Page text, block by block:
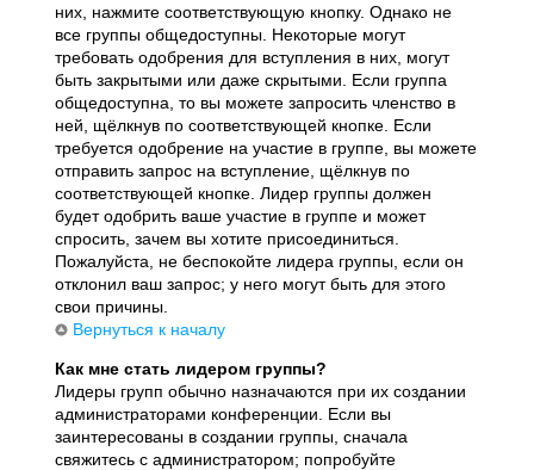
них, нажмите соответствующую кнопку. Однако не
все группы общедоступны. Некоторые могут
требовать одобрения для вступления в них, могут
быть закрытыми или даже скрытыми. Если группа
общедоступна, то вы можете запросить членство в
ней, щёлкнув по соответствующей кнопке. Если
требуется одобрение на участие в группе, вы можете
отправить запрос на вступление, щёлкнув по
соответствующей кнопке. Лидер группы должен
будет одобрить ваше участие в группе и может
спросить, зачем вы хотите присоединиться.
Пожалуйста, не беспокойте лидера группы, если он
отклонил ваш запрос; у него могут быть для этого
свои причины.
Вернуться к началу
Как мне стать лидером группы?
Лидеры групп обычно назначаются при их создании
администраторами конференции. Если вы
заинтересованы в создании группы, сначала
свяжитесь с администратором; попробуйте